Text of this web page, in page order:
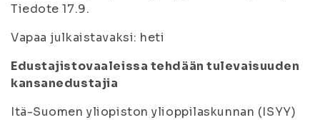
Tiedote 17.9.
Vapaa julkaistavaksi: heti
Edustajistovaaleissa tehdään tulevaisuuden
kansanedustajia
Itä-Suomen yliopiston ylioppilaskunnan (ISYY)